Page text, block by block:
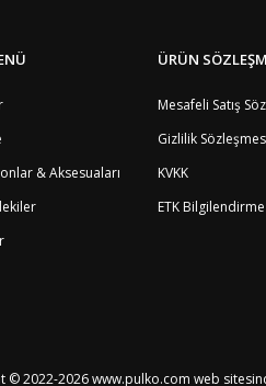
& Aksesuaları
ÜRÜN
Mesafeli Satış
Gizlilik
KVKK
ETK
© 2022-2026 www.pulko.com web